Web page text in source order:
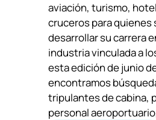
aviación, turismo,
cruceros para quienes
desarrollar su carrera
industria vinculada a
esta edición de junio
encontramos
tripulantes de cabina,
personal